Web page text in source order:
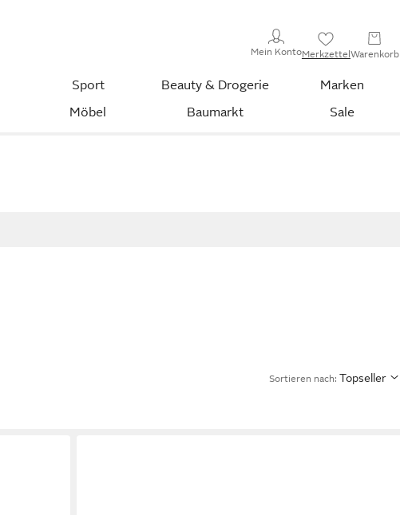
Mein KontoMerkzettelWarenkorb
Sport Beauty & Drogerie
Marken
Möbel Baumarkt Sale
Sortieren nach: Topseller